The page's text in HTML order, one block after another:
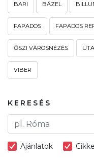
BARI BÁZEL
FAPADOS FAPADOS
ŐSZI VÁROSNÉZÉS
VIBER
KERESÉS
Ajánlatok